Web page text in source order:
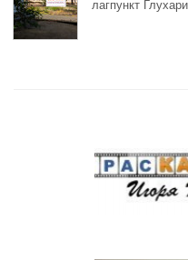
лагпункт